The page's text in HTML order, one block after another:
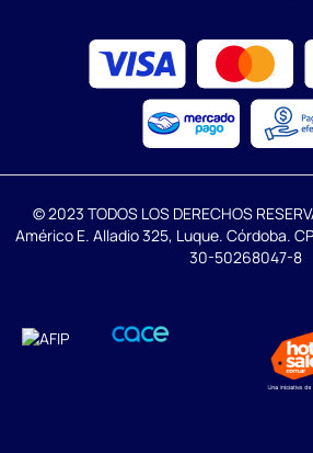
© 2023 TODOS LOS DERECHOS
Américo E. Alladio 325, Luque. Córdoba.
30-50268047-8